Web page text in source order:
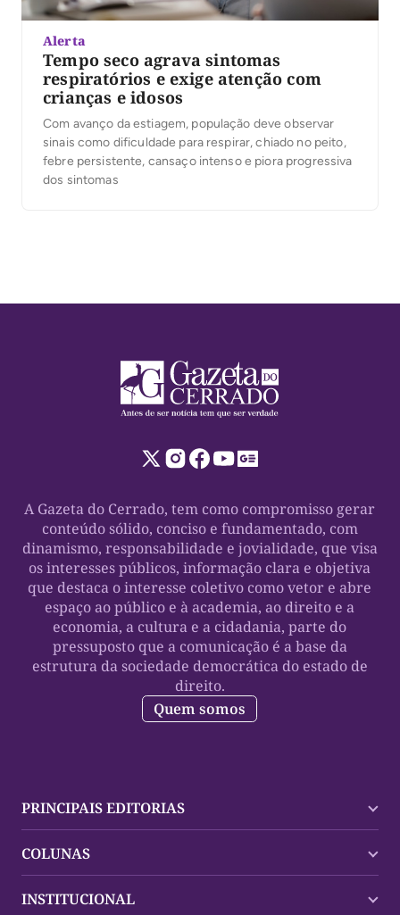
Alerta
Tempo seco agrava sintomas
respiratórios e exige atenção com
crianças e idosos
Com avanço da estiagem, população deve observar
sinais como dificuldade para respirar, chiado no peito,
febre persistente, cansaço intenso e piora progressiva
dos sintomas
A Gazeta do Cerrado, tem como compromisso gerar
conteúdo sólido, conciso e fundamentado, com
dinamismo, responsabilidade e jovialidade, que visa
os interesses públicos, informação clara e objetiva
que destaca o interesse coletivo como vetor e abre
espaço ao público e à academia, ao direito e a
economia, a cultura e a cidadania, parte do
pressuposto que a comunicação é a base da
estrutura da sociedade democrática do estado de
direito.
Quem somos
PRINCIPAIS EDITORIAS
Palmas
Mundo
COLUNAS
Policial
INSTITUCIONAL